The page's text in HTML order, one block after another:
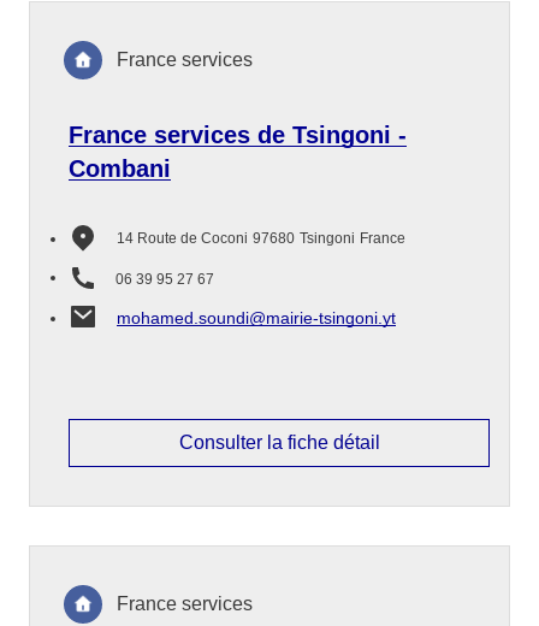
France services de Tsingoni -
Combani
14 Route de Coconi 97680 Tsingoni France
06 39 95 27 67
mohamed.soundi@mairie-tsingoni.yt
France services
Consulter la fiche détail
France services